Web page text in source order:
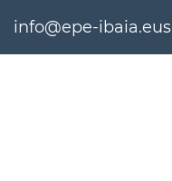
info@epe-ibaia.eus